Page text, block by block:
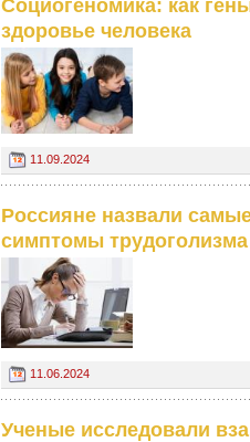
Социогеномика: как
здоровье человека
11.09.2024
Россияне назвали
симптомы трудоголизма
11.06.2024
Ученые исследовали